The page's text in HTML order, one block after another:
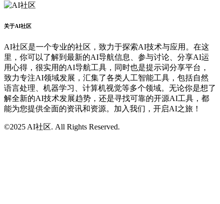
关于AI社区
AI社区是一个专业的社区，致力于探索AI技术与应用。在这
里，你可以了解到最新的AI导航信息、参与讨论、分享AI运
用心得，很实用的AI导航工具，同时也是提示词分享平台，
致力专注AI领域发展，汇集了各类人工智能工具，包括自然
语言处理、机器学习、计算机视觉等多个领域。无论你是想了
解全新的AI技术发展趋势，还是寻找可靠的开源AI工具，都
能为您提供全面的资讯和资源。加入我们，开启AI之旅！
©2025 AI社区. All Rights Reserved.